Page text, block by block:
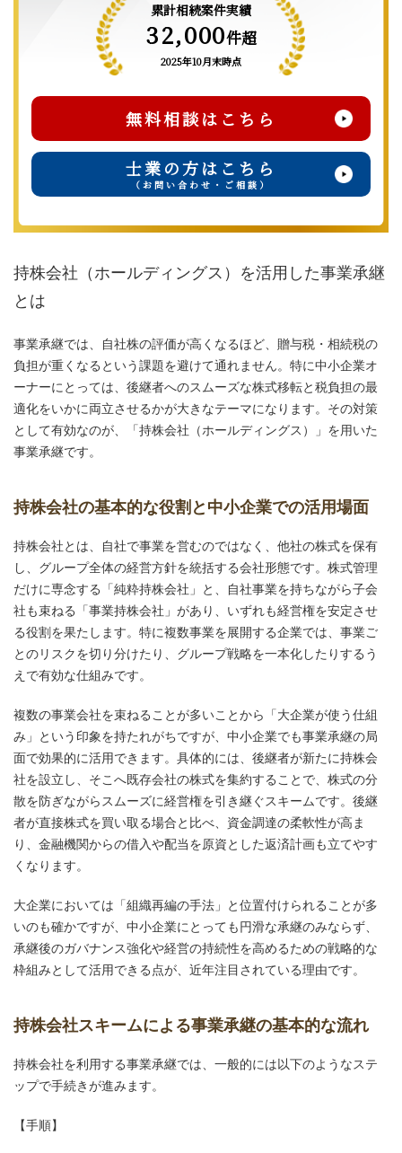
累計相続案件実績
32,000件超
2025年10月末時点
無料相談はこちら
士業の方はこちら
（お問い合わせ・ご相談）
持株会社（ホールディングス）を活用した事業承継
とは
事業承継では、自社株の評価が高くなるほど、贈与税・相続税の
負担が重くなるという課題を避けて通れません。特に中小企業オ
ーナーにとっては、後継者へのスムーズな株式移転と税負担の最
適化をいかに両立させるかが大きなテーマになります。その対策
として有効なのが、「持株会社（ホールディングス）」を用いた
事業承継です。
持株会社の基本的な役割と中小企業での活用場面
持株会社とは、自社で事業を営むのではなく、他社の株式を保有
し、グループ全体の経営方針を統括する会社形態です。株式管理
だけに専念する「純粋持株会社」と、自社事業を持ちながら子会
社も束ねる「事業持株会社」があり、いずれも経営権を安定させ
る役割を果たします。特に複数事業を展開する企業では、事業ご
とのリスクを切り分けたり、グループ戦略を一本化したりするう
えで有効な仕組みです。
複数の事業会社を束ねることが多いことから「大企業が使う仕組
み」という印象を持たれがちですが、中小企業でも事業承継の局
面で効果的に活用できます。具体的には、後継者が新たに持株会
社を設立し、そこへ既存会社の株式を集約することで、株式の分
散を防ぎながらスムーズに経営権を引き継ぐスキームです。後継
者が直接株式を買い取る場合と比べ、資金調達の柔軟性が高ま
り、金融機関からの借入や配当を原資とした返済計画も立てやす
くなります。
大企業においては「組織再編の手法」と位置付けられることが多
いのも確かですが、中小企業にとっても円滑な承継のみならず、
承継後のガバナンス強化や経営の持続性を高めるための戦略的な
枠組みとして活用できる点が、近年注目されている理由です。
持株会社スキームによる事業承継の基本的な流れ
持株会社を利用する事業承継では、一般的には以下のようなステ
ップで手続きが進みます。
【手順】